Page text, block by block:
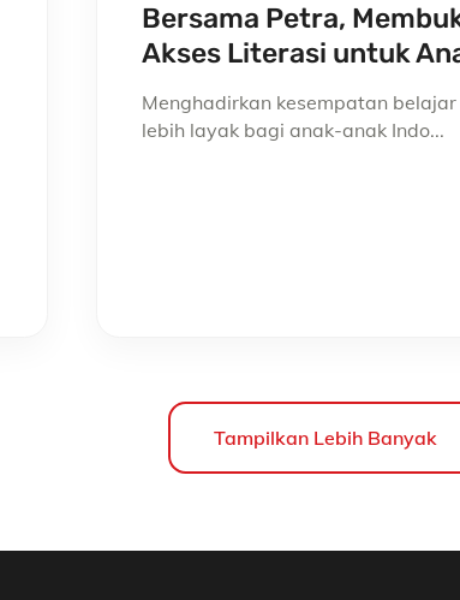
Bersama Petra,
Akses Literasi untuk
Menghadirkan kesempatan
lebih layak bagi anak-anak Indo...
Tampilkan Lebih Banyak